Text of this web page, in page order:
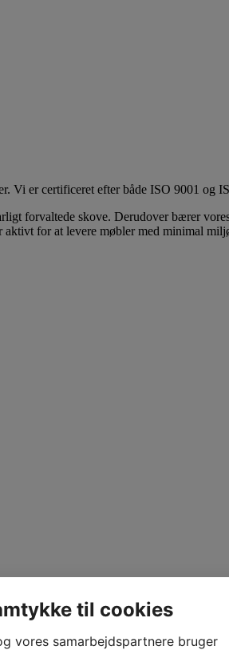
Vi er certificeret efter både ISO 9001 og
forvaltede skove. Derudover bærer
for at levere møbler med minimal
til cookies
vores samarbejdspartnere bruger